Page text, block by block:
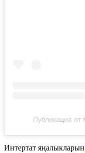
Публикация
Интертат яңалыкларын